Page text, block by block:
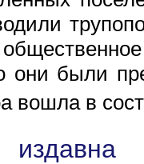
они были
вошла в